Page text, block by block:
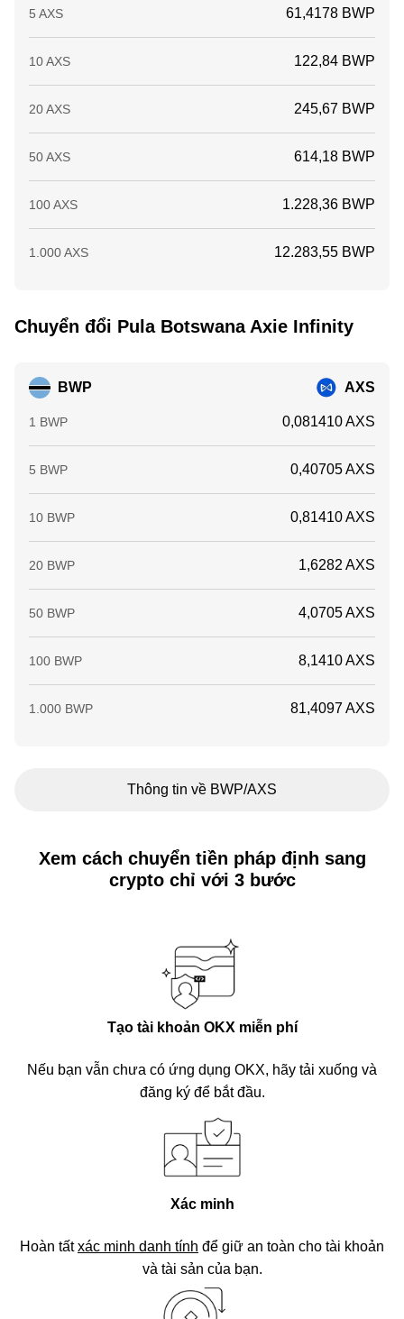
5 AXS 61,4178 BWP
10 AXS 122,84 BWP
20 AXS 245,67 BWP
50 AXS 614,18 BWP
100 AXS 1.228,36 BWP
1.000 AXS 12.283,55 BWP
Chuyển đổi Pula Botswana Axie Infinity
BWP AXS
1 BWP 0,081410 AXS
5 BWP 0,40705 AXS
10 BWP 0,81410 AXS
20 BWP 1,6282 AXS
50 BWP 4,0705 AXS
100 BWP 8,1410 AXS
1.000 BWP 81,4097 AXS
Thông tin về BWP/AXS
Xem cách chuyển tiền pháp định sang
crypto chỉ với 3 bước
Tạo tài khoản OKX miễn phí
Nếu bạn vẫn chưa có ứng dụng OKX, hãy tải xuống và
đăng ký để bắt đầu.
Xác minh
Hoàn tấtxác minh danh tính để giữ an toàn cho tài khoản
và tài sản của bạn.